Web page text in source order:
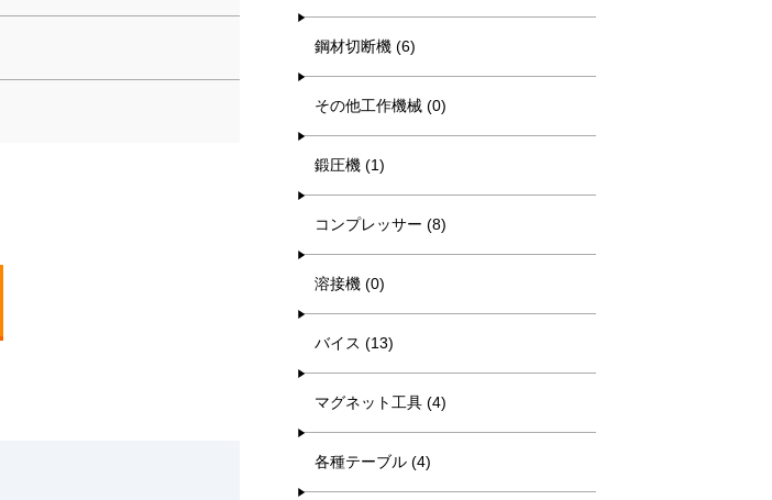
鋼材切断機 (6)
その他工作機械 (0)
鍛圧機 (1)
コンプレッサー (8)
溶接機 (0)
バイス (13)
マグネット工具 (4)
各種テーブル (4)